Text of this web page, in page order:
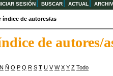
SESIÓN BUSCAR ACTUAL
índice de autores/as
de autores/
N Ñ O P Q R S T U V W X Y Z Todo